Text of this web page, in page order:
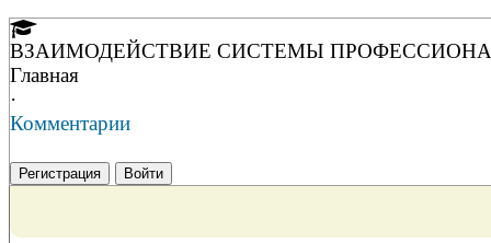
ВЗАИМОДЕЙСТВИЕ СИСТЕМЫ
Главная
·
Комментарии
Регистрация Войти